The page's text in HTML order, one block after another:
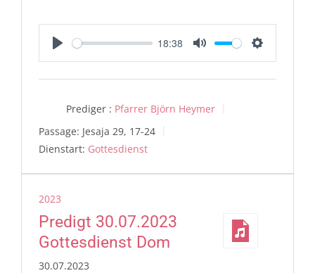
Play
18:38
Mute Settings
Prediger : Pfarrer Björn Heymer
Passage: Jesaja 29, 17-24
Dienstart: Gottesdienst
2023
Predigt 30.07.2023
Gottesdienst Dom
30.07.2023